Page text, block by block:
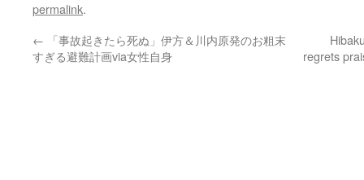
permalink.
← 「事故起きたら死ぬ」伊方＆川内原発のお粗末
すぎる避難計画via女性自身
regrets